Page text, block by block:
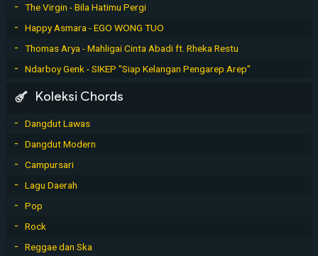
The Virgin - Bila Hatimu Pergi
Happy Asmara - EGO WONG TUO
Thomas Arya - Mahligai Cinta Abadi ft. Rheka Restu
Ndarboy Genk - SIKEP "Siap Kelangan Pengarep Arep"
Koleksi Chords
Dangdut Lawas
Dangdut Modern
Campursari
Lagu Daerah
Pop
Rock
Reggae dan Ska